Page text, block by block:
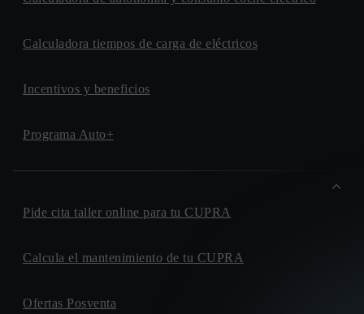
Calculadora tiempos de carga de eléctricos
Incentivos y beneficios
Programa Auto+
Pide cita taller online para tu CUPRA
Calcula el mantenimiento de tu CUPRA
Ofertas Posventa